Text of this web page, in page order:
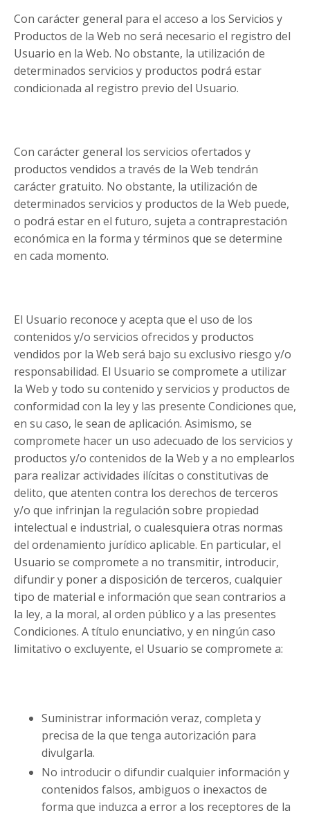
Con carácter general para el acceso a los Servicios y
Productos de la Web no será necesario el registro del
Usuario en la Web. No obstante, la utilización de
determinados servicios y productos podrá estar
condicionada al registro previo del Usuario.
Con carácter general los servicios ofertados y
productos vendidos a través de la Web tendrán
carácter gratuito. No obstante, la utilización de
determinados servicios y productos de la Web puede,
o podrá estar en el futuro, sujeta a contraprestación
económica en la forma y términos que se determine
en cada momento.
El Usuario reconoce y acepta que el uso de los
contenidos y/o servicios ofrecidos y productos
vendidos por la Web será bajo su exclusivo riesgo y/o
responsabilidad. El Usuario se compromete a utilizar
la Web y todo su contenido y servicios y productos de
conformidad con la ley y las presente Condiciones que,
en su caso, le sean de aplicación. Asimismo, se
compromete hacer un uso adecuado de los servicios y
productos y/o contenidos de la Web y a no emplearlos
para realizar actividades ilícitas o constitutivas de
delito, que atenten contra los derechos de terceros
y/o que infrinjan la regulación sobre propiedad
intelectual e industrial, o cualesquiera otras normas
del ordenamiento jurídico aplicable. En particular, el
Usuario se compromete a no transmitir, introducir,
difundir y poner a disposición de terceros, cualquier
tipo de material e información que sean contrarios a
la ley, a la moral, al orden público y a las presentes
Condiciones. A título enunciativo, y en ningún caso
limitativo o excluyente, el Usuario se compromete a:
Suministrar información veraz, completa y
precisa de la que tenga autorización para
divulgarla.
No introducir o difundir cualquier información y
contenidos falsos, ambiguos o inexactos de
forma que induzca a error a los receptores de la